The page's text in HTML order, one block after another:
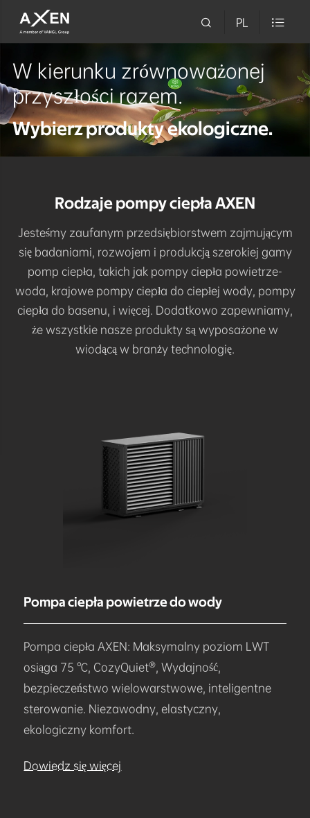
 PL 
W kierunku zrównoważonej
przyszłości razem.
Wybierz produkty ekologiczne.
More About AXEN Heat Pump +
Rodzaje pompy ciepła AXEN
Jesteśmy zaufanym przedsiębiorstwem zajmującym
się badaniami, rozwojem i produkcją szerokiej gamy
pomp ciepła, takich jak pompy ciepła powietrze-
woda, krajowe pompy ciepła do ciepłej wody, pompy
ciepła do basenu, i więcej. Dodatkowo zapewniamy,
że wszystkie nasze produkty są wyposażone w
wiodącą w branży technologię.
Pompa ciepła powietrze do wody
Pompa ciepła AXEN: Maksymalny poziom LWT
osiąga 75 ℃, CozyQuiet®, Wydajność,
bezpieczeństwo wielowarstwowe, inteligentne
sterowanie. Niezawodny, elastyczny,
ekologiczny komfort.
Dowiedz się więcej